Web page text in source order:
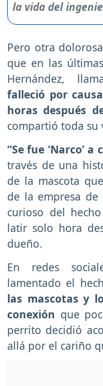
Pero otra
que en las
Hernández,
falleció por
horas después
compartió toda su
“Se fue ‘Narco’
través de una
de la mascota
de la empresa de
curioso del
latir solo hora
dueño.
En redes
lamentado el
las mascotas y
conexión que
perrito decidió
allá por el cariño